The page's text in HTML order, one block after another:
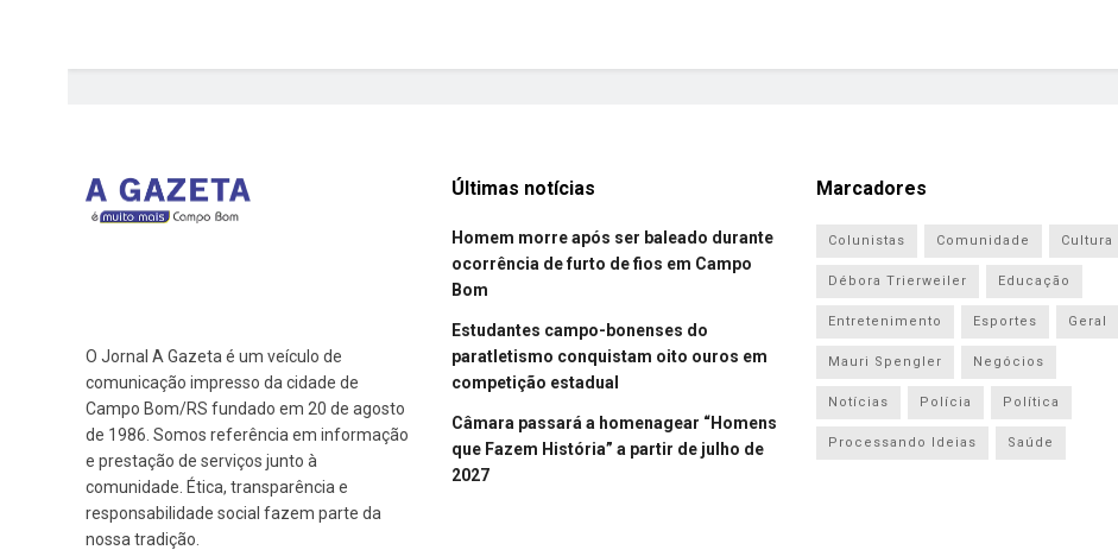
O Jornal A Gazeta é um veículo de
comunicação impresso da cidade de
Campo Bom/RS fundado em 20 de agosto
de 1986. Somos referência em informação
e prestação de serviços junto à
comunidade. Ética, transparência e
responsabilidade social fazem parte da
nossa tradição.
Últimas notícias
Homem morre após ser baleado durante
ocorrência de furto de fios em Campo
Bom
Estudantes campo-bonenses do
paratletismo conquistam oito ouros em
competição estadual
Câmara passará a homenagear “Homens
que Fazem História” a partir de julho de
2027
Marcadores
Colunistas Comunidade Cultura
Débora Trierweiler Educação
Entretenimento Esportes Geral
Mauri Spengler Negócios
Notícias Polícia Política
Processando Ideias Saúde